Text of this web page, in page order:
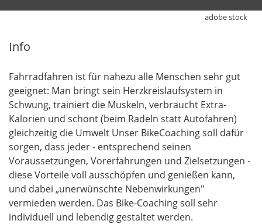
adobe stock
Info
Fahrradfahren ist für nahezu alle Menschen sehr gut
geeignet: Man bringt sein Herzkreislaufsystem in
Schwung, trainiert die Muskeln, verbraucht Extra-
Kalorien und schont (beim Radeln statt Autofahren)
gleichzeitig die Umwelt Unser Bike­Coaching soll dafür
sorgen, dass jeder - entsprechend seinen
Voraussetzungen, Vorerfahrungen und Zielsetzungen -
diese Vorteile voll ausschöpfen und genießen kann,
und dabei „unerwünschte Nebenwirkungen"
vermieden werden. Das Bike-Coaching soll sehr
individuell und lebendig gestaltet werden.